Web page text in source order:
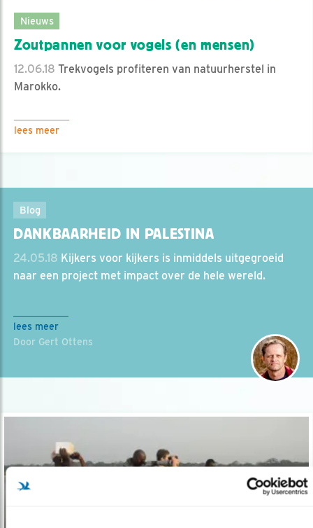
Nieuws
Zoutpannen voor vogels (en mensen)
12.06.18 Trekvogels profiteren van natuurherstel in
Marokko.
lees meer
Blog
DANKBAARHEID IN PALESTINA
24.05.18 Kijkers voor kijkers is inmiddels uitgegroeid
naar een project met impact over de hele wereld.
lees meer
Door Gert Ottens